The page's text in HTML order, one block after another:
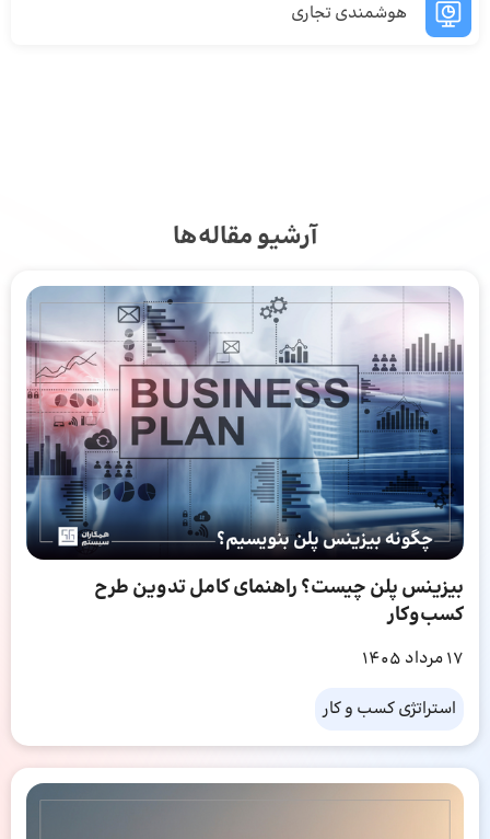
هوشمندی تجاری
آرشیو مقاله‌ها
بیزینس پلن چیست؟ راهنمای کامل تدوین طرح
کسب‌وکار
17 مرداد 1405
استراتژی کسب و کار